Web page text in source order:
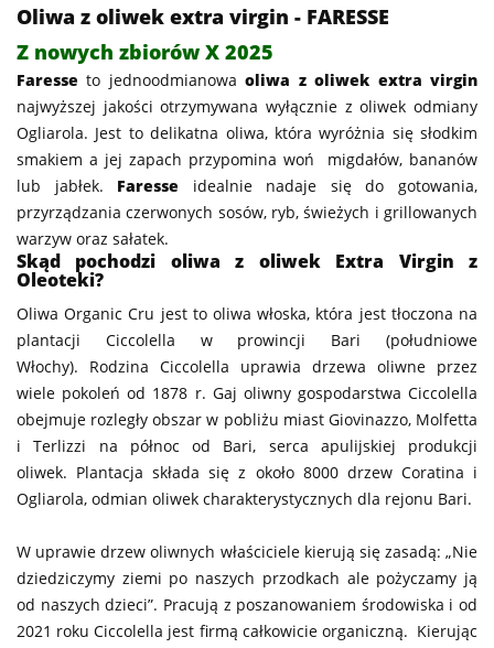
Oliwa z oliwek extra virgin - FARESSE
Z nowych zbiorów X 2025
Faresse to jednoodmianowaoliwa z oliwek extra virgin
najwyższej jakości otrzymywana wyłącznie z oliwek odmiany
Ogliarola. Jest to delikatna oliwa, która wyróżnia się słodkim
smakiem a jej zapach przypomina woń migdałów, bananów
lub jabłek. Faresse idealnie nadaje się do gotowania,
przyrządzania czerwonych sosów, ryb, świeżych i grillowanych
warzyw oraz sałatek.
Skąd pochodzi oliwa z oliwek Extra Virgin z
Oleoteki?
Oliwa Organic Cru jest to oliwa włoska, która jest tłoczona na
plantacji Ciccolella w prowincji Bari (południowe
Włochy). Rodzina Ciccolella uprawia drzewa oliwne przez
wiele pokoleń od 1878 r. Gaj oliwny gospodarstwa Ciccolella
obejmuje rozległy obszar w pobliżu miast Giovinazzo, Molfetta
i Terlizzi na północ od Bari, serca apulijskiej produkcji
oliwek. Plantacja składa się z około 8000 drzew Coratina i
Ogliarola, odmian oliwek charakterystycznych dla rejonu Bari.
W uprawie drzew oliwnych właściciele kierują się zasadą: „Nie
dziedziczymy ziemi po naszych przodkach ale pożyczamy ją
od naszych dzieci”. Pracują z poszanowaniem środowiska i od
2021 roku Ciccolella jest firmą całkowicie organiczną. Kierując